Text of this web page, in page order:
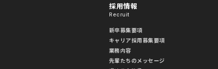
採用情報
Recruit
新卒募集要項
キャリア採用募集要項
業務内容
先輩たちのメッセージ